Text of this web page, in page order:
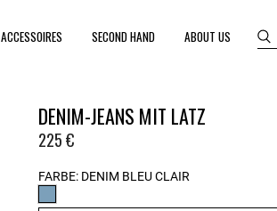
ACCESSOIRES SECOND HAND ABOUT US
DENIM-JEANS MIT LATZ
225 €
FARBE: DENIM BLEU CLAIR